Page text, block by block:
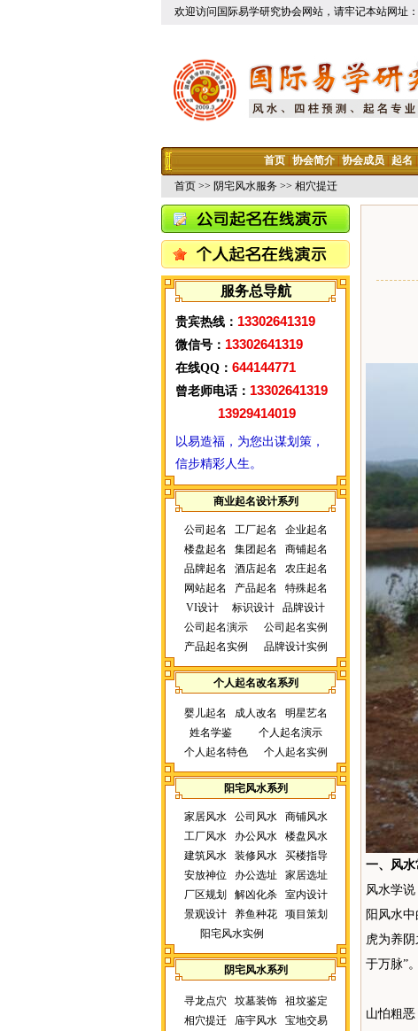
欢迎访问国际易学研究协会网站，请牢记本站网址：
首页 协会简介 协会成员 起名
首页 >> 阴宅风水服务 >> 相穴提迁
服务总导航
贵宾热线： 13302641319
微信号： 13302641319
在线QQ： 644144771
曾老师电话： 13302641319
13929414019
以易造福，为您出谋划策，
信步精彩人生。
商业起名设计系列
公司起名 工厂起名
企业起名
楼盘起名
集团起名
商铺起名
品牌起名
酒店起名
农庄起名
网站起名
产品起名
特殊起名
VI设计
标识设计
品牌设计
公司起名演示
公司起名实例
产品起名实例
品牌设计实例
个人起名改名系列
婴儿起名 成人改名
明星艺名
姓名学鉴
个人起名演示
个人起名特色
个人起名实例
阳宅风水系列
家居风水 公司风水
商铺风水
工厂风水
办公风水
楼盘风水
建筑风水
装修风水
买楼指导
安放神位
办公选址
家居选址
厂区规划
解凶化杀
室内设计
景观设计
养鱼种花
项目策划
阳宅风水实例
阴宅风水系列
寻龙点穴 坟墓装饰
祖坟鉴定
相穴提迁
庙宇风水
宝地交易
一、风水
风水学
阳风水
虎为养
于万脉”。
山怕粗